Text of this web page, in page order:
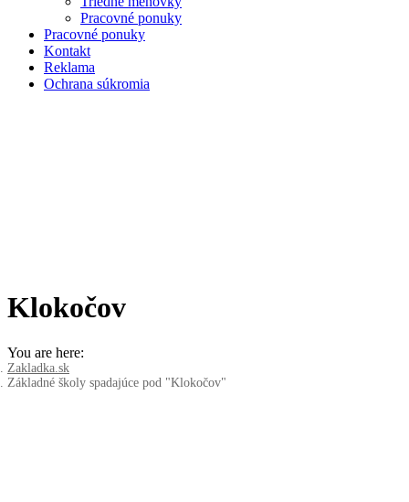
Pracovné ponuky
Pracovné ponuky
Kontakt
Reklama
Ochrana súkromia
Klokočov
You are here:
Zakladka.sk
Základné školy spadajúce pod "Klokočov"